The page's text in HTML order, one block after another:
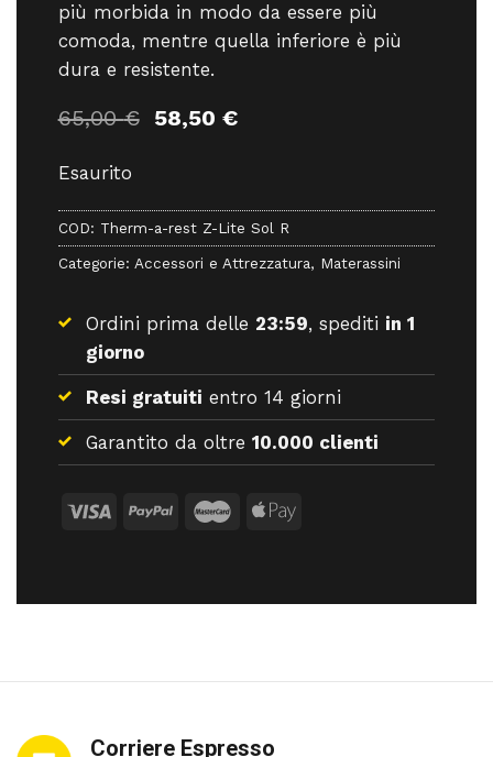
più morbida in modo da essere più
comoda, mentre quella inferiore è più
dura e resistente.
65,00€ Il
65,00 €.
58,50 €Il
58,50 €.
Esaurito
COD: Therm-a-rest Z-Lite Sol R
Categorie: Accessori e Attrezzatura, Materassini
Ordini prima delle 23:59, spediti in 1
giorno
Resi gratuiti entro 14 giorni
Garantito da oltre 10.000 clienti
Corriere Espresso